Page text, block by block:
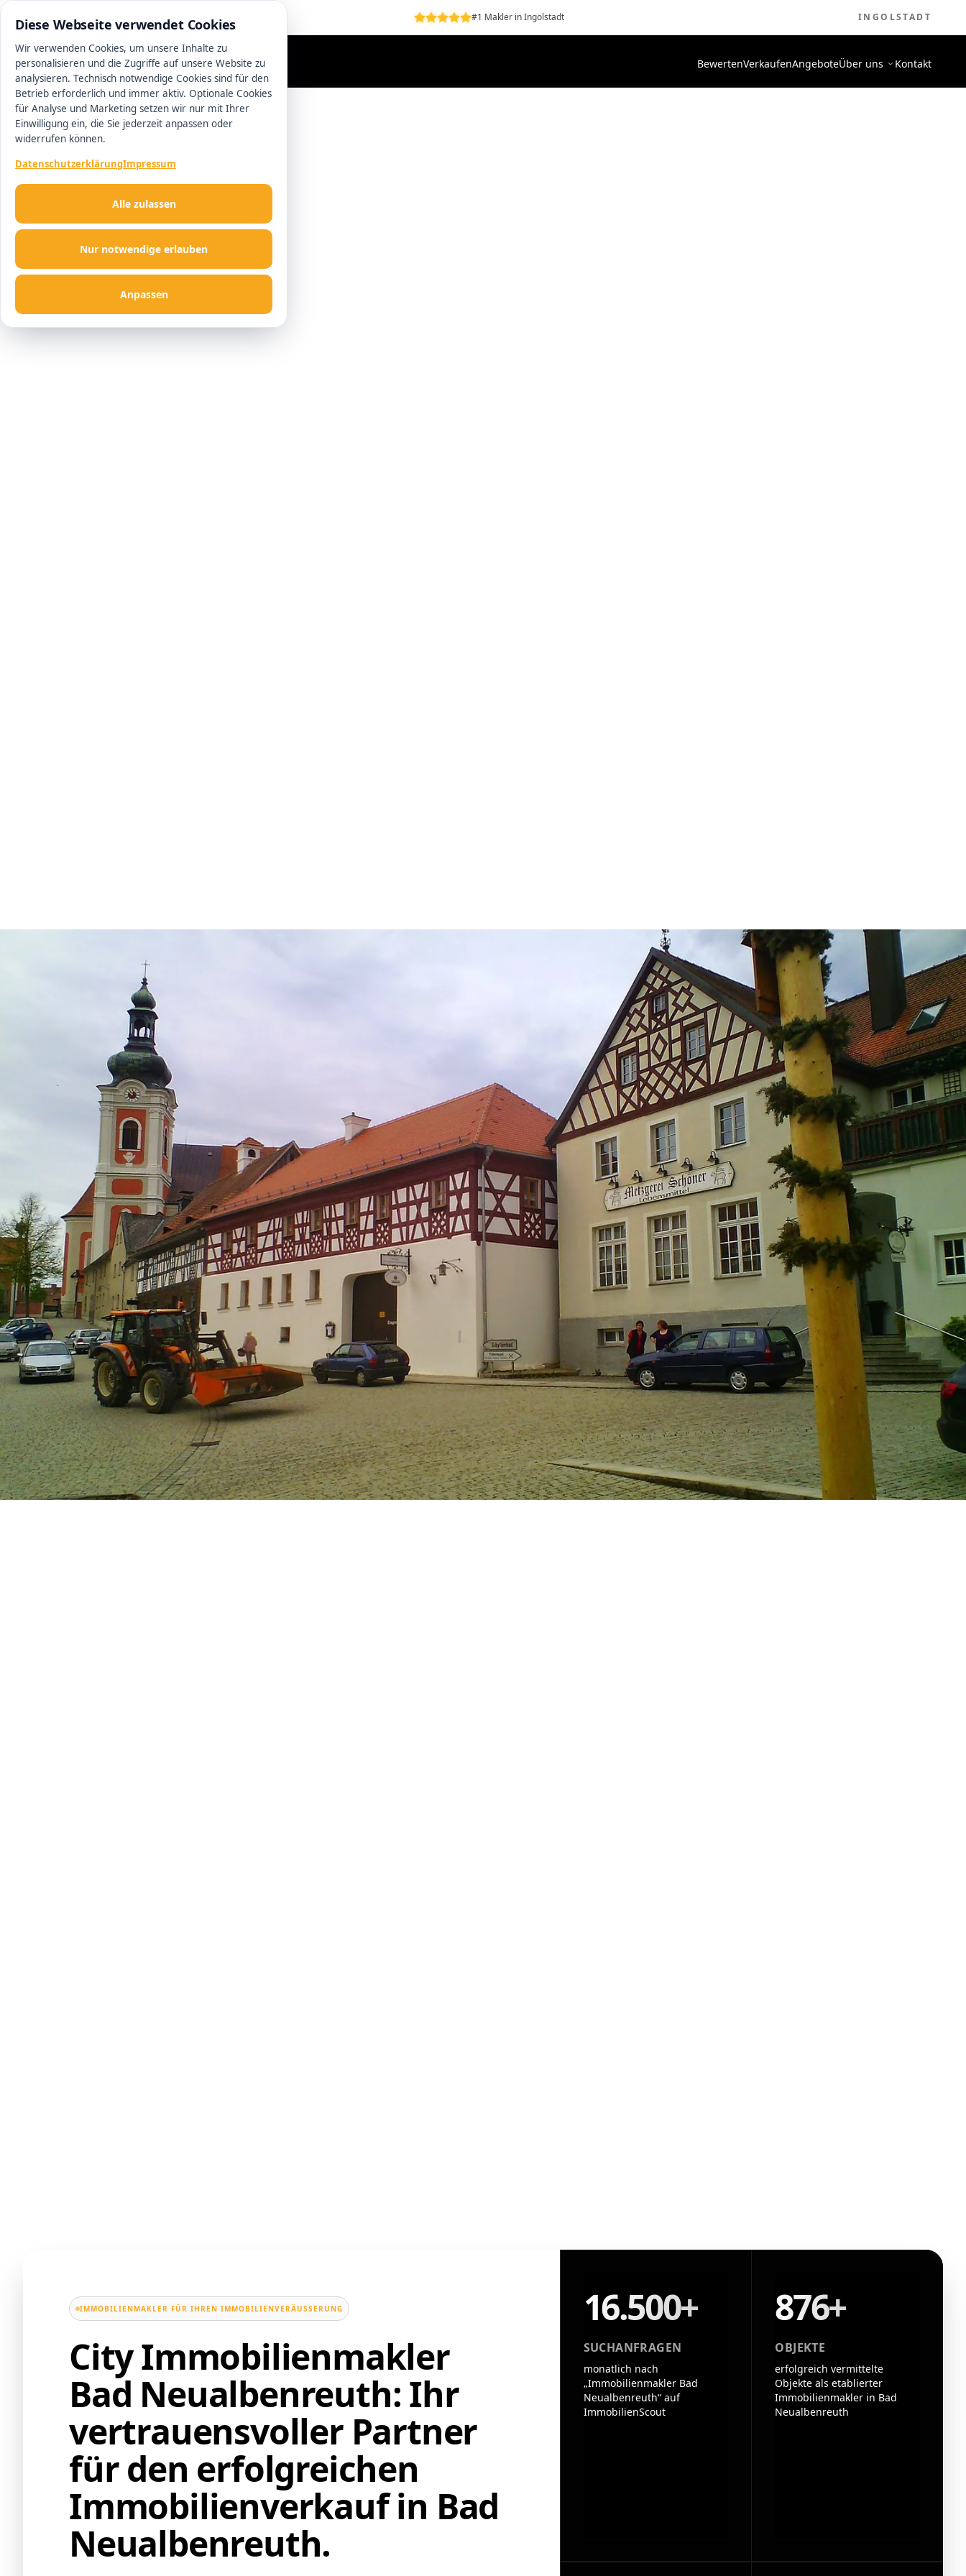
0511 13221100 #1 Makler in Ingolstadt INGOLSTADT
BewertenVerkaufenAngeboteÜber uns Kontakt
IMMOBILIENMAKLER FÜR IHREN IMMOBILIENVERÄUSSERUNG
City Immobilienmakler
Bad Neualbenreuth: Ihr
vertrauensvoller Partner
für den erfolgreichen
Immobilienverkauf in Bad
Neualbenreuth.
16.500+
SUCHANFRAGEN
monatlich nach
„Immobilienmakler Bad
Neualbenreuth“ auf
ImmobilienScout
876+
OBJEKTE
erfolgreich vermittelte
Objekte als etablierter
Immobilienmakler in Bad
Neualbenreuth
Diese Webseite verwendet Cookies
Wir verwenden Cookies, um unsere Inhalte zu
personalisieren und die Zugriffe auf unsere Website zu
analysieren. Technisch notwendige Cookies sind für den
Betrieb erforderlich und immer aktiv. Optionale Cookies
für Analyse und Marketing setzen wir nur mit Ihrer
Einwilligung ein, die Sie jederzeit anpassen oder
widerrufen können.
DatenschutzerklärungImpressum
Nur notwendige erlauben
Anpassen
Alle zulassen